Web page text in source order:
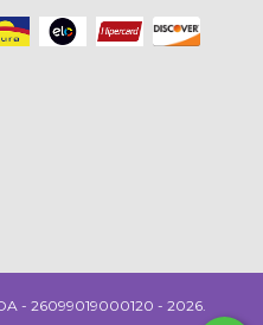
- 26099019000120 - 2026.